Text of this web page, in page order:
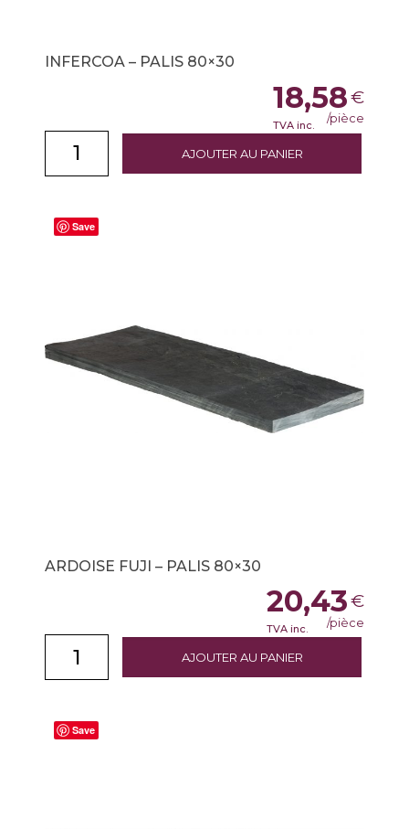
INFERCOA – PALIS 80×30
AJOUTER AU PANIER
18,58€
TVA inc. /pièce
Save
ARDOISE FUJI – PALIS 80×30
AJOUTER AU PANIER
20,43€
TVA inc. /pièce
Save